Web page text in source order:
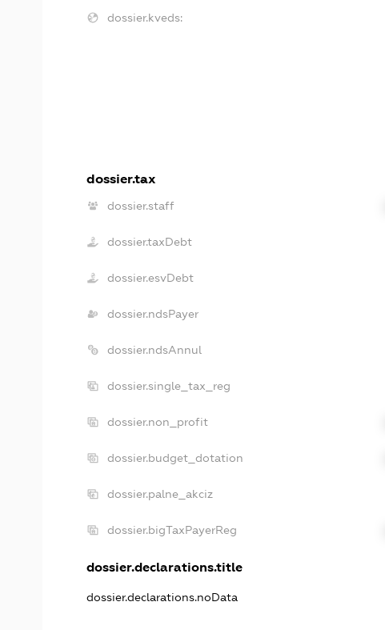
dossier.kveds:
dossier.tax
dossier.staff
dossier.taxDebt
dossier.esvDebt
dossier.ndsPayer
dossier.ndsAnnul
dossier.single_tax_reg
dossier.non_profit
dossier.budget_dotation
dossier.palne_akciz
dossier.bigTaxPayerReg
dossier.declarations.title
dossier.declarations.noData